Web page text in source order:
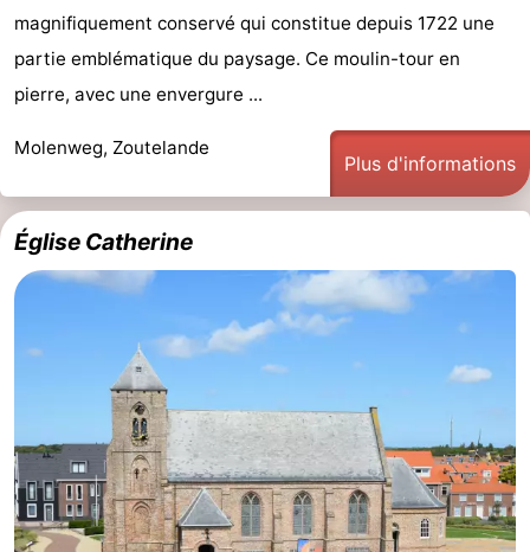
d'hôtes
Chaumières
-
De
Zandput
-
Duinzicht
-
Joossesweg
-
Kustlicht
-
Meerpaal
Strandcamping
Valkenisse
Zee,
Bos
Hôtels
Last
magnifiquement conservé qui constitue depuis 1722 une
partie emblématique du paysage. Ce moulin-tour en
pierre, avec une envergure ...
Molenweg, Zoutelande
Plus d'informations
Église Catherine